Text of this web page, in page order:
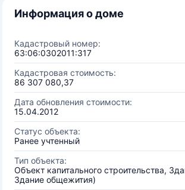
Информация о доме
Кадастровый номер:
63:06:0302011:317
Кадастровая стоимость:
86 307 080,37
Дата обновления стоимости:
15.04.2012
Статус объекта:
Ранее учтенный
Тип объекта:
Объект капитального строительства,
Здание общежития)